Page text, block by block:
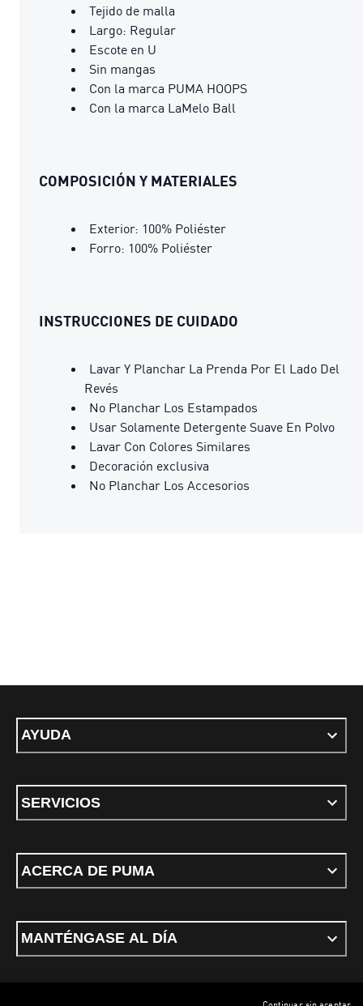
Tejido de malla
Largo: Regular
Escote en U
Sin mangas
Con la marca PUMA HOOPS
Con la marca LaMelo Ball
COMPOSICIÓN Y MATERIALES
Exterior: 100% Poliéster
Forro: 100% Poliéster
INSTRUCCIONES DE CUIDADO
Lavar Y Planchar La Prenda Por El Lado Del
Revés
No Planchar Los Estampados
Usar Solamente Detergente Suave En Polvo
Lavar Con Colores Similares
Decoración exclusiva
No Planchar Los Accesorios
AYUDA
SERVICIOS
ACERCA DE PUMA
MANTÉNGASE AL DÍA